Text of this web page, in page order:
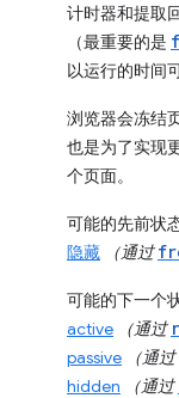
计时器和提取
（最重要的是
以运行的时间
浏览器会冻结
也是为了实现
个页面。
可能的先前状
隐藏
（通过
可能的下一个
active
（通过
passive
（通过
hidden
（通过